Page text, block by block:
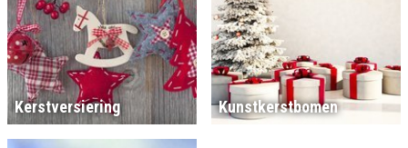
Kerstversiering Kunstkerstbomen